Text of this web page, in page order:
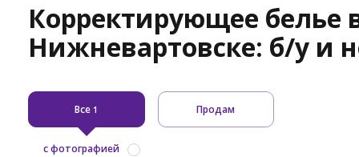
Корректирующее белье
Нижневартовске: б/у и
Все 1 Продам
с фотографией